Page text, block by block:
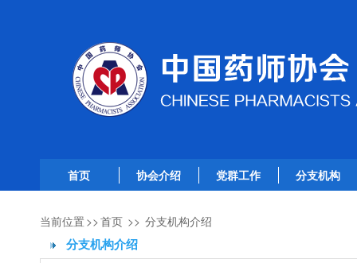
首页 协会介绍 党群工作 分支机构
当前位置 >>首页 >> 分支机构介绍
分支机构介绍